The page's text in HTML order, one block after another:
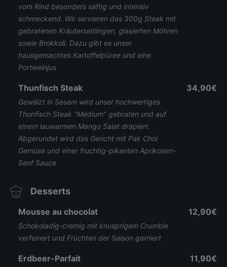
vom Rind besonders saftig und intensiv
schmeckend. Wir servieren das 300g Steak mit
gebratenen Kräuterseitlingen, glasierten Möhren
sowie Brokkoli. Dazu gibt es unser
hausgemachtes Kartoffelpüree und eine
Portweinjus
Thunfisch Steak
Gewälzt in Sesam wird unser hochwertiges
Thunfisch Steak "Medium" gebraten und auf
einem lauwarmen Mango Salat drapiert.
Abgerundet wird das Gericht mit Pak Choi
Gemüse und einer fruchtig-pikanten Aprikosen-
Senf Sauce
34,90€
Desserts
Mousse au chocolat
Schokoladig-cremig mit knusprigem Crumble
verfeinert und Früchten der Saison garniert
12,90€
Erdbeer-Parfait 11,90€